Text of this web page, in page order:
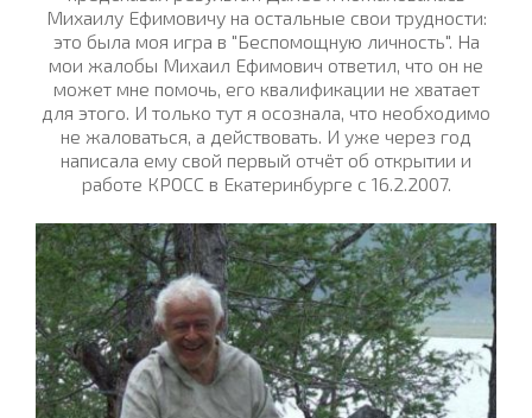
Михаилу Ефимовичу на остальные свои трудности:
это была моя игра в "Беспомощную личность". На
мои жалобы Михаил Ефимович ответил, что он не
может мне помочь, его квалификации не хватает
для этого. И только тут я осознала, что необходимо
не жаловаться, а действовать. И уже через год
написала ему свой первый отчёт об открытии и
работе КРОСС в Екатеринбурге с 16.2.2007.